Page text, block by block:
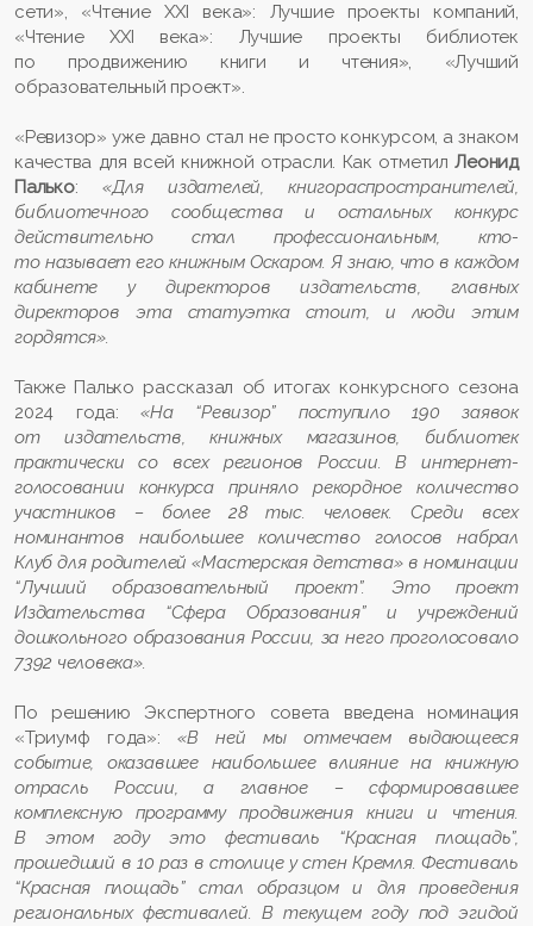
сети», «Чтение XXI века»: Лучшие проекты компаний,
«Чтение XXI века»: Лучшие проекты библиотек
по продвижению книги и чтения», «Лучший
образовательный проект».
«Ревизор» уже давно стал не просто конкурсом, а знаком
качества для всей книжной отрасли. Как отметилЛеонид
Палько: «Для издателей, книгораспространителей,
библиотечного сообщества и остальных конкурс
действительно стал профессиональным, кто-
то называет его книжным Оскаром. Я знаю, что в каждом
кабинете у директоров издательств, главных
директоров эта статуэтка стоит, и люди этим
гордятся».
Также Палько рассказал об итогах конкурсного сезона
2024 года:«На “Ревизор” поступило 190 заявок
от издательств, книжных магазинов, библиотек
практически со всех регионов России. В интернет-
голосовании конкурса приняло рекордное количество
участников – более 28 тыс. человек. Среди всех
номинантов наибольшее количество голосов набрал
Клуб для родителей «Мастерская детства» в номинации
“Лучший образовательный проект”. Это проект
Издательства “Сфера Образования” и учреждений
дошкольного образования России, за него проголосовало
7392 человека».
По решению Экспертного совета введена номинация
«Триумф года»:«В ней мы отмечаем выдающееся
событие, оказавшее наибольшее влияние на книжную
отрасль России, а главное – сформировавшее
комплексную программу продвижения книги и чтения.
В этом году это фестиваль “Красная площадь”,
прошедший в 10 раз в столице у стен Кремля. Фестиваль
“Красная площадь” стал образцом и для проведения
региональных фестивалей. В текущем году под эгидой